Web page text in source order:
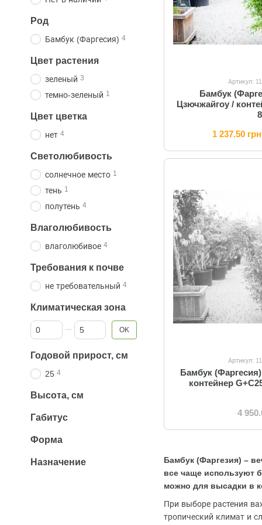
Бамбук (Фаргезия) –
все чаще используют
можно для высадки в
При выборе растения
тропический климат и
Артикул:
Бамбук
Цзючжайгоу /
1 237.50 грн
Артикул:
Бамбук
контейнер
4
Род
Бамбук (Фаргесия) 4
Цвет растения
зеленый 3
темно-зеленый 1
Цвет цветка
нет 4
Светолюбивость
солнечное место 1
тень 1
полутень 4
Влаголюбивость
влаголюбивое 4
Требования к почве
не требовательный 4
Климатическая зона
От Климатическая зона
До Климатическая зонаOK
Годовой прирост, см
25 4
Высота, см
Габитус
Форма
Назначение